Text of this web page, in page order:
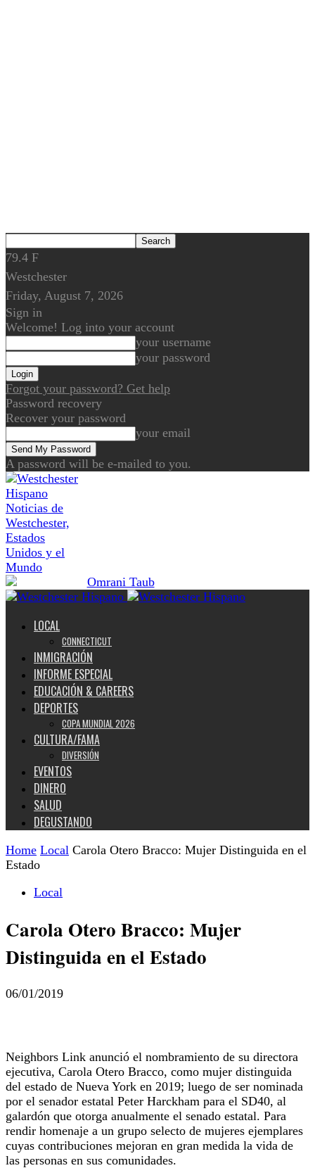
79.4 F
Westchester
Friday, August 7, 2026
Sign in
Welcome! Log into your account
your username
your password
Forgot your password? Get help
Password recovery
Recover your password
your email
A password will be e-mailed to you.
Noticias de
Westchester,
Estados
Unidos y el
Mundo
LOCAL
CONNECTICUT
INMIGRACIÓN
INFORME ESPECIAL
EDUCACIÓN & CAREERS
DEPORTES
COPA MUNDIAL 2026
CULTURA/FAMA
DIVERSIÓN
EVENTOS
DINERO
SALUD
DEGUSTANDO
Home Local Carola Otero Bracco: Mujer Distinguida en el
Estado
Local
Carola Otero Bracco: Mujer
Distinguida en el Estado
06/01/2019
Neighbors Link anunció el nombramiento de su directora
ejecutiva, Carola Otero Bracco, como mujer distinguida
del estado de Nueva York en 2019; luego de ser nominada
por el senador estatal Peter Harckham para el SD40, al
galardón que otorga anualmente el senado estatal. Para
rendir homenaje a un grupo selecto de mujeres ejemplares
cuyas contribuciones mejoran en gran medida la vida de
las personas en sus comunidades.